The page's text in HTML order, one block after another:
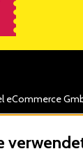
eCommerce